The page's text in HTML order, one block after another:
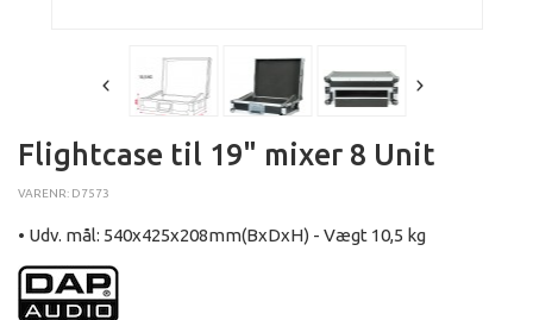
Flightcase til 19" mixer 8 Unit
VARENR: D7573
• Udv. mål: 540x425x208mm(BxDxH) - Vægt 10,5 kg